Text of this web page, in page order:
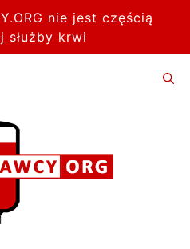
nie jest częścią
służby krwi